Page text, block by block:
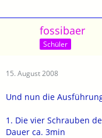
fossibaer
Schüler
15. August 2008
Und nun die
1. Die vier Schrauben
Dauer ca. 3min